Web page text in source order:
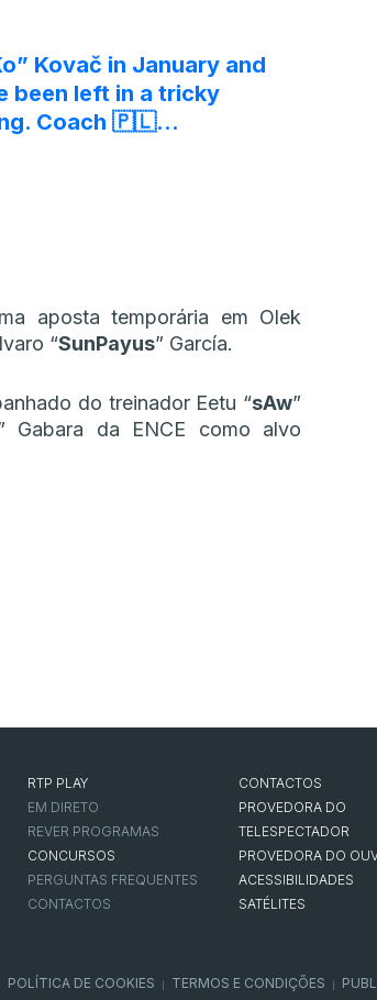
Kovač in January and
been left in a tricky
Coach 🇵🇱…
aposta temporária em Olek
“⁠SunPayus⁠” García.
do treinador Eetu “⁠sAw⁠”
Gabara da ENCE como alvo
RTP PLAY
EM DIRETO
REVER PROGRAMAS
CONCURSOS
PERGUNTAS FREQUENTES
CONTACTOS
CONTACTOS
PROVEDORA DO
TELESPECTADOR
PROVEDORA DO
ACESSIBILIDADES
SATÉLITES
POLÍTICA DE COOKIES TERMOS E CONDIÇÕES